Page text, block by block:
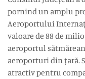
pornind un amplu
Aeroportului
valoare de 88 de
aeroportul
aeroporturi din țară.
atractiv pentru